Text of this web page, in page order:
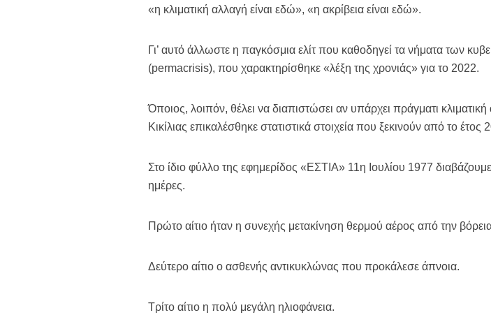
«η κλιματική αλλαγή είναι εδώ», «η ακρίβεια είναι εδώ».
Γι’ αυτό άλλωστε η παγκόσμια ελίτ που καθοδηγεί τα νήματα των
(permacrisis), που χαρακτηρίσθηκε «λέξη της χρονιάς» για το 2022.
Όποιος, λοιπόν, θέλει να διαπιστώσει αν υπάρχει πράγματι
Κικίλιας επικαλέσθηκε στατιστικά στοιχεία που ξεκινούν από το έτος
Στο ίδιο φύλλο της εφημερίδος «ΕΣΤΙΑ» 11η Ιουλίου 1977
ημέρες.
Πρώτο αίτιο ήταν η συνεχής μετακίνηση θερμού αέρος από την
Δεύτερο αίτιο ο ασθενής αντικυκλώνας που προκάλεσε άπνοια.
Τρίτο αίτιο η πολύ μεγάλη ηλιοφάνεια.